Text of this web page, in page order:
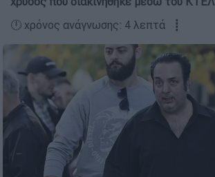
🕛 χρόνος ανάγνωσης: 4 λεπτά ┋